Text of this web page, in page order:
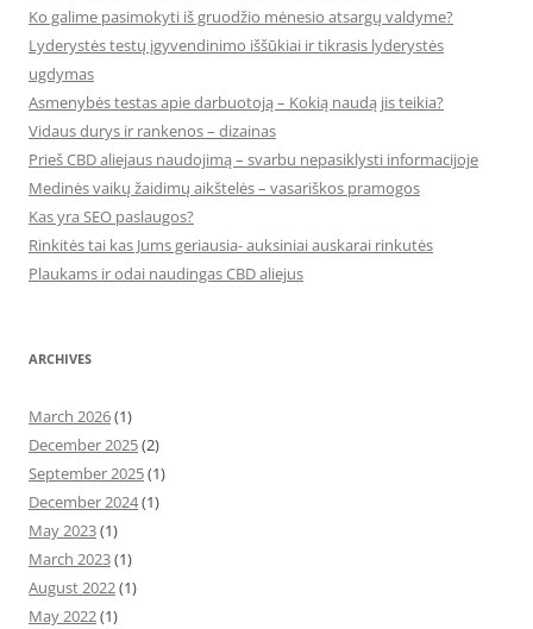
Ko galime pasimokyti iš gruodžio mėnesio atsargų valdyme?
Lyderystės testų įgyvendinimo iššūkiai ir tikrasis lyderystės
ugdymas
Asmenybės testas apie darbuotoją – Kokią naudą jis teikia?
Vidaus durys ir rankenos – dizainas
Prieš CBD aliejaus naudojimą – svarbu nepasiklysti informacijoje
Medinės vaikų žaidimų aikštelės – vasariškos pramogos
Kas yra SEO paslaugos?
Rinkitės tai kas Jums geriausia- auksiniai auskarai rinkutės
Plaukams ir odai naudingas CBD aliejus
ARCHIVES
March 2026(1)
December 2025(2)
September 2025(1)
December 2024(1)
May 2023(1)
March 2023(1)
August 2022(1)
May 2022(1)